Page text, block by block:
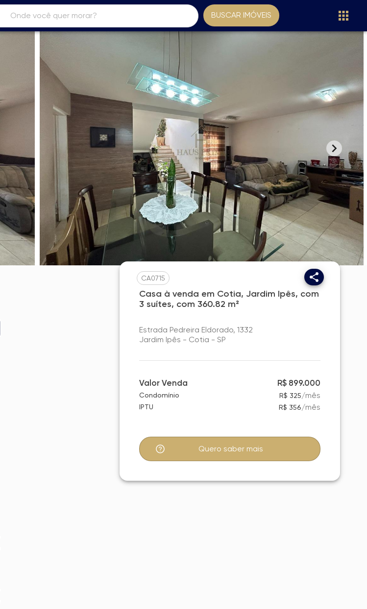
BUSCAR IMÓVEIS
CA0715
Casa à venda em Cotia, Jardim Ipês, com
3 suítes, com 360.82 m²
Estrada Pedreira Eldorado, 1332
Jardim Ipês - Cotia - SP
Valor Venda R$ 899.000
Condomínio R$ 325/mês
IPTU R$ 356/mês
Quero saber mais